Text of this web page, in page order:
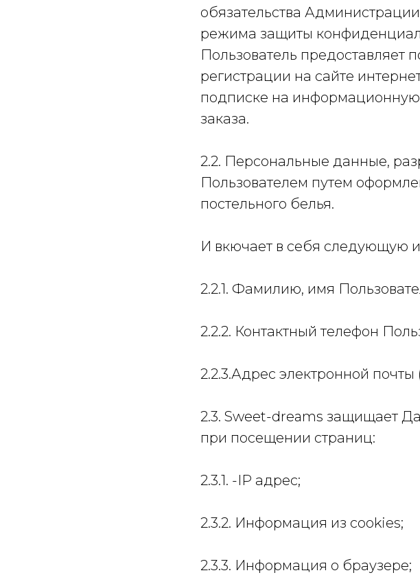
обязательства
режима защиты
Пользователь предоставляет
регистрации на сайте
подписке на
заказа.
2.2. Персональные данные,
Пользователем путем
постельного белья.
И вкючает в себя следующую
2.2.1. Фамилию, имя
2.2.2. Контактный телефон
2.2.3.Адрес электронной почты
2.3. Sweet-dreams защищает
при посещении страниц:
2.3.1. -IP адрес;
2.3.2. Информация из cookies;
2.3.3. Информация о браузере;